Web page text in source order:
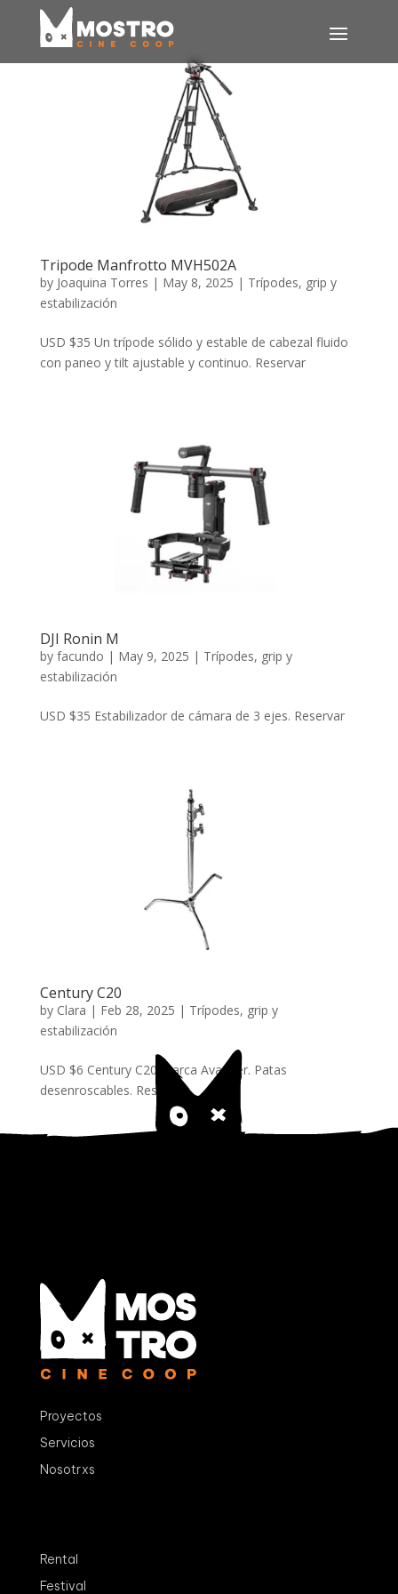
Tripode Manfrotto MVH502A
by Joaquina Torres | May 8, 2025 | Trípodes, grip y
estabilización
USD $35 Un trípode sólido y estable de cabezal fluido
con paneo y tilt ajustable y continuo. Reservar
DJI Ronin M
by facundo | May 9, 2025 | Trípodes, grip y
estabilización
USD $35 Estabilizador de cámara de 3 ejes. Reservar
Century C20
by Clara | Feb 28, 2025 | Trípodes, grip y
estabilización
USD $6 Century C20 marca Avanger. Patas
desenroscables. Reservar
Proyectos
Servicios
Nosotrxs
Rental
Festival